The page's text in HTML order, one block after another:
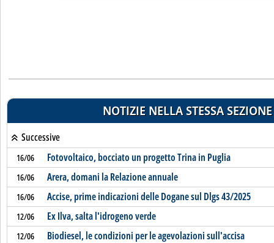
NOTIZIE NELLA STESSA SEZIONE
Successive
16/06 Fotovoltaico, bocciato un progetto Trina in Puglia
16/06 Arera, domani la Relazione annuale
16/06 Accise, prime indicazioni delle Dogane sul Dlgs 43/2025
12/06 Ex Ilva, salta l'idrogeno verde
12/06 Biodiesel, le condizioni per le agevolazioni sull'accisa